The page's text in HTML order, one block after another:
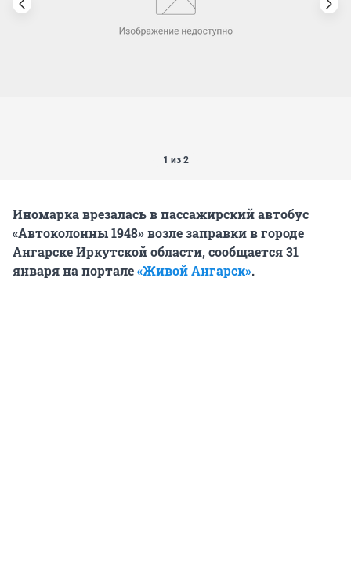
1 из 2
Иномарка врезалась в пассажирский автобус
«Автоколонны 1948» возле заправки в городе
Ангарске Иркутской области, сообщается 31
января на портале«Живой Ангарск».